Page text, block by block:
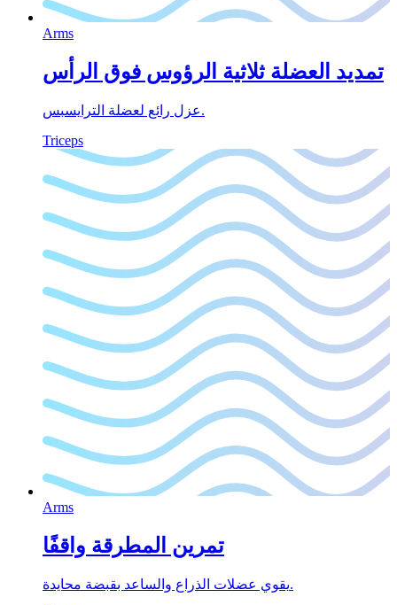
Arms
تمديد العضلة ثلاثية الرؤوس فوق الرأس
عزل رائع لعضلة الترايسبس.
Triceps
Arms
تمرين المطرقة واقفًا
يقوي عضلات الذراع والساعد بقبضة محايدة.